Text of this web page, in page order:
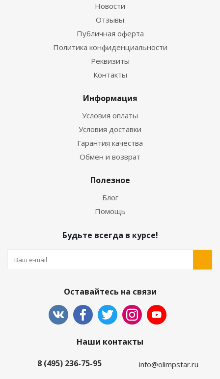
Новости
Отзывы
Публичная оферта
Политика конфиденциальности
Реквизиты
Контакты
Информация
Условия оплаты
Условия доставки
Гарантия качества
Обмен и возврат
Полезное
Блог
Помощь
Будьте всегда в курсе!
Оставайтесь на связи
Наши контакты
8 (495) 236-75-95
info@olimpstar.ru